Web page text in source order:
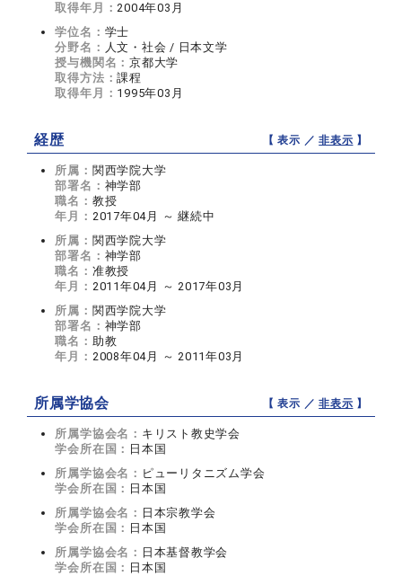
取得年月：2004年03月
学位名： 学士
分野名： 人文・社会 / 日本文学
授与機関名：京都大学
取得方法：課程
取得年月： 1995年03月
経歴 【 表示 ／非表示 】
所属： 関西学院大学
部署名： 神学部
職名： 教授
年月： 2017年04月 ～ 継続中
所属： 関西学院大学
部署名： 神学部
職名： 准教授
年月： 2011年04月 ～ 2017年03月
所属： 関西学院大学
部署名： 神学部
職名： 助教
年月： 2008年04月 ～ 2011年03月
所属学協会 【 表示 ／非表示 】
所属学協会名： キリスト教史学会
学会所在国： 日本国
所属学協会名： ピューリタニズム学会
学会所在国： 日本国
所属学協会名： 日本宗教学会
学会所在国： 日本国
所属学協会名： 日本基督教学会
学会所在国： 日本国